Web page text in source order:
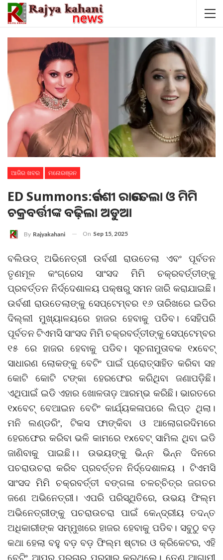
ଆଜିର ଖବର ମନୋରଞ୍ଜନ
ED Summons:ଉର୍ବଶୀ ରାଉତେଲା ଓ ମିମି
ଚକ୍ରବର୍ତ୍ତୀଙ୍କ ବଢ଼ିଲା ଅଡୁଆ
By Rajyakahani On Sep 15, 2025
ବଲିଉଡ୍ ଅଭିନେତ୍ରୀ ଉର୍ବଶୀ ରାଉତେଲା ଏବଂ ପୂର୍ବତନ
ତୃଣମୂଳ କଂଗ୍ରେସ ସାଂସଦ ମିମି ଚକ୍ରବର୍ତ୍ତୀଙ୍କୁ
ପ୍ରବର୍ତ୍ତନ ନିର୍ଦ୍ଦେଶାଳୟ ପକ୍ଷରୁ ସମନ ଜାରି କରାଯାଇଛି।
ଉର୍ବଶୀ ରାଉତେଲାଙ୍କୁ ସେପ୍ଟେମ୍ବର ୧୬ ତାରିଖରେ ଇଡିର
ଦିଲ୍ଲୀ ମୁଖ୍ୟାଳୟରେ ହାଜର ହେବାକୁ ପଡିବ। ସେହିପରି
ପୂର୍ବତନ ଟିଏମସି ସାଂସଦ ମିମି ଚକ୍ରବର୍ତ୍ତୀଙ୍କୁ ସେପ୍ଟେମ୍ବର
୧୫ ରେ ହାଜର ହେବାକୁ ପଡିବ। ସୂଚନାମୁତାବକ ୧xବେଟ୍‌
ସାଧାରଣ ଲୋକଙ୍କୁ ବେଟିଂ ପାଇଁ ପ୍ରୋତ୍ସାହିତ କରିବା ସହ
କୋଟି କୋଟି ଟଙ୍କା ହେରଫେର କରିଥିବା ଜଣାପଡ଼ିଛି।
ଏଥିପାଇଁ ଇଡି ଏହାର ଖୋଳତାଡ଼ ଆରମ୍ଭ କରିଛି। ଭାରତରେ
୧xବେଟ୍‌ ବେଆଇନ ବେଟିଂ କାର୍ଯ୍ୟକଳାପରେ ଲିପ୍ତ ଥିଲା।
ମନି ଲଣ୍ଡରିଂ, ଟିକସ ଫାଙ୍କିବା ଓ ଆଲୋଗରଦିମରେ
ହେରଫେର କରିବା ଭଳି କାମରେ ୧xବେଟ୍‌ ସାମିଲ ଥିବା ଇଡି
ଜାଣିବାକୁ ପାଇଛି।। ଉଭୟଙ୍କୁ ଭିନ୍ନ ଭିନ୍ନ ଦିନରେ
ପଚରାଉଚରା କରିବ ପ୍ରବର୍ତ୍ତନ ନିର୍ଦ୍ଦେଶାଳୟ । ଟିଏମସି
ସାଂସଦ ମିମି ଚକ୍ରବର୍ତ୍ତୀ ବଙ୍ଗଳା ଚଳଚ୍ଚିତ୍ର ଜଗତର
ଜଣେ ଅଭିନେତ୍ରୀ। ଏପରି ପରିସ୍ଥିତିରେ, ଉଭୟ ଫିଲ୍ମ
ଅଭିନେତ୍ରୀଙ୍କୁ ପଚରାଉଚରା ପାଇଁ କେନ୍ଦ୍ରୀୟ ତଦନ୍ତ
ଅଧିକାରୀଙ୍କ ସମ୍ମୁଖରେ ହାଜର ହେବାକୁ ପଡିବ। ସବୁଠୁ ବଡ଼
କଥା ହେଲା ବହୁ ବଡ଼ ବଡ଼ ଫିଲ୍ମ ଷ୍ଟାର ଓ କ୍ରିକେଟର, ଏହି
ବେଟିଂ ଆପ୍‌ର ପ୍ରଚାର ପ୍ରସାର କରୁଥିଲେ। ତେଣୁ ଆଗାମୀ